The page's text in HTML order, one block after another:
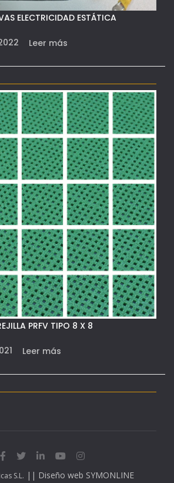
ELECTRICIDAD ESTÁTICA
Leer más
PRFV TIPO 8 X 8
Leer más
S.L. || Diseño web SYMONLINE